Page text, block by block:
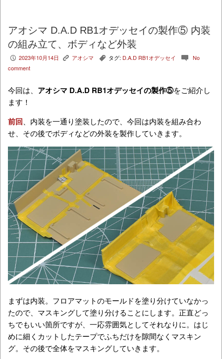
アオシマ D.A.D RB1オデッセイの製作⑤ 内装
の組み立て、ボディなど外装
P 2023年10月14日 K アオシマ , タグ: D.A.D RB1オデッセイ c No
comment
今回は、 アオシマ D.A.D RB1オデッセイの製作⑤をご紹介し
ます！
前回、内装を一通り塗装したので、今回は内装を組み合わ
せ、その後でボディなどの外装を製作していきます。
まずは内装。フロアマットのモールドを塗り分けていなかっ
たので、マスキングして塗り分けることにします。正直どっ
ちでもいい箇所ですが、一応雰囲気としてそれなりに。はじ
めに細くカットしたテープでふちだけを隙間なくマスキン
グ。その後で全体をマスキングしていきます。